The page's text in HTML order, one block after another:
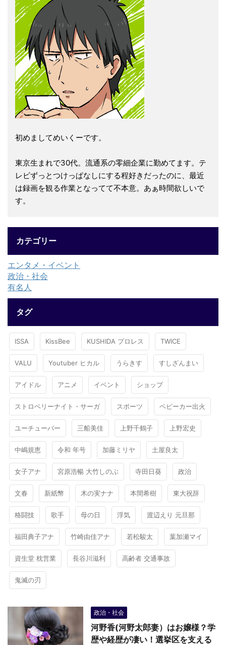
初めましてめいくーです。
東京生まれで30代。流通系の零細企業に勤めてます。テ
レビずっとつけっぱなしにする程好きだったのに、最近
は録画を観る作業となってて不本意。あぁ時間欲しいで
す。
カテゴリー
エンタメ・イベント
政治・社会
有名人
タグ
ISSA KissBee KUSHIDA プロレス TWICE
VALU Youtuber ヒカル うらきす すしざんまい
アイドル アニメ イベント ショップ
ストロベリーナイト・サーガ スポーツ ベビーカー出火
ユーチューバー 三船美佳 上野千鶴子 上野宏史
中嶋規恵 令和 年号 加藤ミリヤ 土屋良太
女子アナ 宮原浩暢 大竹しのぶ 寺田日葵 政治
文春 新紙幣 木の実ナナ 本間希樹 東大祝辞
格闘技 歌手 母の日 浮気 渡辺えり 元旦那
福田典子アナ 竹崎由佳アナ 若松駿太 葉加瀬マイ
資生堂 枕営業 長谷川滋利 高齢者 交通事故
鬼滅の刃
政治・社会
河野香(河野太郎妻）はお嬢様？学
歴や経歴が凄い！選挙区を支える